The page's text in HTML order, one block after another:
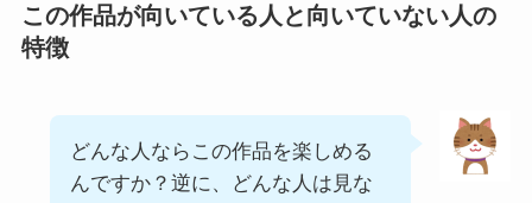
この作品が向いている人と向いていない人の
特徴
どんな人ならこの作品を楽しめる
んですか？逆に、どんな人は見な